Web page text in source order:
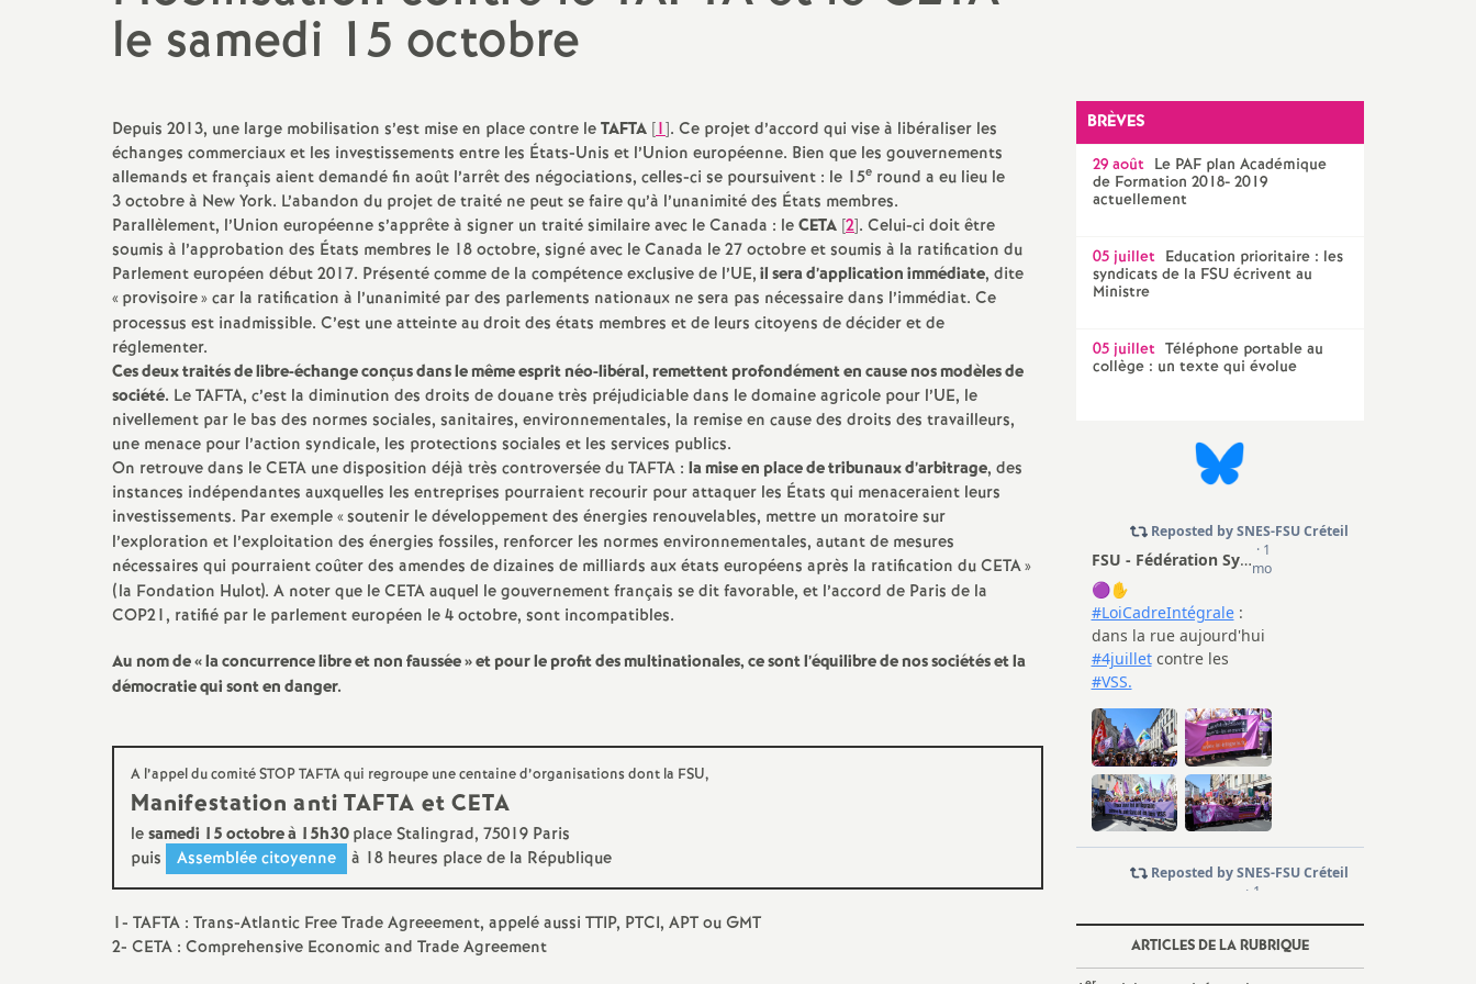
N
a
t
i
o
n
a
l
d
e
s
E
n
s
e
i
g
n
Non-titulaires
Assistants d’éducation
AESH
promotions et évaluation
congés, disponibilités, temps
partiels
rémunérations
action sociale
fin de carrière et retraite
formation continue
GroupeLGBTQIA
élections professionnelles
le samedi 15 octobre
Depuis 2013, une large mobilisation s’est mise en place contre leTAFTA [1]. Ce projet d’accord qui vise à libéraliser les
échanges commerciaux et les investissements entre les États-Unis et l’Union européenne. Bien que les gouvernements
allemands et français aient demandé fin août l’arrêt des négociations, celles-ci se poursuivent : le 15e round a eu lieu le
3 octobre à New York. L’abandon du projet de traité ne peut se faire qu’à l’unanimité des États membres.
Parallèlement, l’Union européenne s’apprête à signer un traité similaire avec le Canada : leCETA [2]. Celui-ci doit être
soumis à l’approbation des États membres le 18 octobre, signé avec le Canada le 27 octobre et soumis à la ratification du
Parlement européen début 2017. Présenté comme de la compétence exclusive de l’UE,il sera d’application immédiate, dite
«provisoire» car la ratification à l’unanimité par des parlements nationaux ne sera pas nécessaire dans l’immédiat. Ce
processus est inadmissible. C’est une atteinte au droit des états membres et de leurs citoyens de décider et de
réglementer.
Ces deux traités de libre-échange conçus dans le même esprit néo-libéral, remettent profondément en cause nos modèles de
société. LeTAFTA, c’est la diminution des droits de douane très préjudiciable dans le domaine agricole pour l’UE, le
nivellement par le bas des normes sociales, sanitaires, environnementales, la remise en cause des droits des travailleurs,
une menace pour l’action syndicale, les protections sociales et les services publics.
On retrouve dans leCETA une disposition déjà très controversée duTAFTA : la mise en place de tribunaux d’arbitrage, des
instances indépendantes auxquelles les entreprises pourraient recourir pour attaquer les États qui menaceraient leurs
investissements. Par exemple «soutenir le développement des énergies renouvelables, mettre un moratoire sur
l’exploration et l’exploitation des énergies fossiles, renforcer les normes environnementales, autant de mesures
nécessaires qui pourraient coûter des amendes de dizaines de milliards aux états européens après la ratification duCETA»
(la Fondation Hulot). A noter que leCETAauquel le gouvernement français se dit favorable, et l’accord de Paris de la
COP21, ratifié par le parlement européen le 4 octobre, sont incompatibles.
Au nom de «la concurrence libre et non faussée» et pour le profit des multinationales, ce sont l’équilibre de nos sociétés et la
démocratie qui sont en danger.
A l’appel du comitéSTOPTAFTAqui regroupe une centaine d’organisations dont la FSU,
Manifestation anti TAFTA et CETA
lesamedi 15 octobre à 15h30place Stalingrad, 75019 Paris
puis
Assemblée citoyenne à 18 heures place de la République
1- TAFTA : Trans-Atlantic Free Trade Agreeement, appelé aussi TTIP, PTCI, APTouGMT
2- CETA : Comprehensive Economic and Trade Agreement
BRÈVES
29 août Le PAFplan Académique
de Formation 2018- 2019
actuellement
05 juillet Education prioritaire : les
syndicats de la FSUécrivent au
Ministre
05 juillet Téléphone portable au
collège : un texte qui évolue
ARTICLES DE LA RUBRIQUE